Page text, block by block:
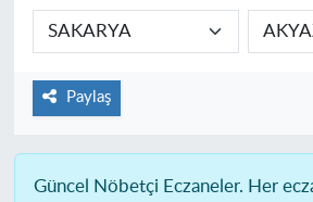
Paylaş
Güncel Nöbetçi Eczaneler. Her